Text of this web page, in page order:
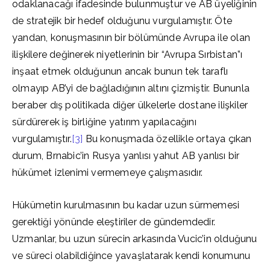
odaklanacağı ifadesinde bulunmuştur ve AB üyeliğinin
de stratejik bir hedef olduğunu vurgulamıştır. Öte
yandan, konuşmasının bir bölümünde Avrupa ile olan
ilişkilere değinerek niyetlerinin bir “Avrupa Sırbistan”ı
inşaat etmek olduğunun ancak bunun tek taraflı
olmayıp AB’yi de bağladığının altını çizmiştir. Bununla
beraber dış politikada diğer ülkelerle dostane ilişkiler
sürdürerek iş birliğine yatırım yapılacağını
vurgulamıştır.[3] Bu konuşmada özellikle ortaya çıkan
durum, Brnabic’in Rusya yanlısı yahut AB yanlısı bir
hükümet izlenimi vermemeye çalışmasıdır.
Hükümetin kurulmasının bu kadar uzun sürmemesi
gerektiği yönünde eleştiriler de gündemdedir.
Uzmanlar, bu uzun sürecin arkasında Vucic’in olduğunu
ve süreci olabildiğince yavaşlatarak kendi konumunu